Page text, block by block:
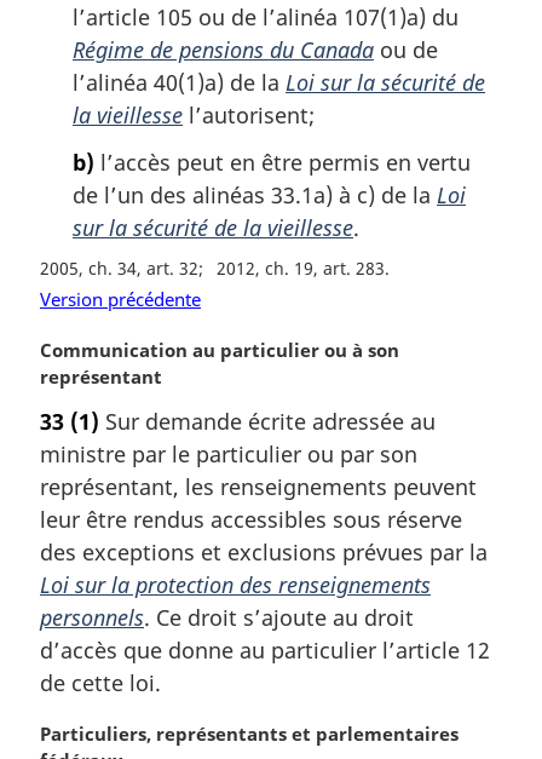
l’article 105 ou de l’alinéa 107(1)a) du
Régime de pensions du Canada ou de
l’alinéa 40(1)a) de la Loi sur la sécurité de
la vieillesse l’autorisent;
b) l’accès peut en être permis en vertu
de l’un des alinéas 33.1a) à c) de la Loi
sur la sécurité de la vieillesse.
2005, ch. 34, art. 32 2012, ch. 19, art. 283
Version précédente
N
o
e
m
a
r
g
i
n
a
l
e
:
Communication au particulier ou à son
représentant
33 (1) Sur demande écrite adressée au
ministre par le particulier ou par son
représentant, les renseignements peuvent
leur être rendus accessibles sous réserve
des exceptions et exclusions prévues par la
Loi sur la protection des renseignements
personnels. Ce droit s’ajoute au droit
d’accès que donne au particulier l’article 12
de cette loi.
N
Particuliers, représentants et parlementaires